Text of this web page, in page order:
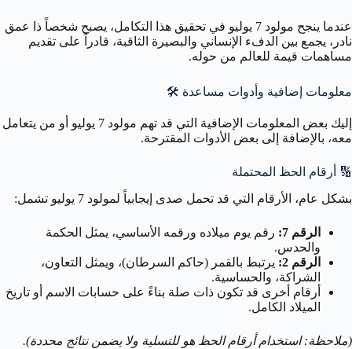
عندما ينجح مولود 7 يوليو في تحقيق هذا التكامل، يصبح شخصاً ذا عمق
نادر، يجمع بين الدفء الإنساني والبصيرة الثاقبة، قادراً على تقديم
مساهمات قيمة للعالم من حوله.
معلومات إضافية وأدوات مساعدة 🛠️
إليك بعض المعلومات الإضافية التي قد تهم مولود 7 يوليو أو من يتعامل
معه، بالإضافة إلى بعض الأدوات المقترحة.
🔢
أرقام الحظ المحتملة
بشكل عام، الأرقام التي قد تحمل صدى إيجابياً لمولود 7 يوليو تشمل:
الرقم 7:
رقم يوم ميلاده ورقمه الأساسي، يمثل الحكمة
والحدس.
الرقم 2:
يرتبط بالقمر (حاكم السرطان)، ويمثل التعاون،
الشراكة، والحساسية.
أرقام أخرى قد تكون ذات صلة بناءً على حسابات الاسم أو تاريخ
الميلاد الكامل.
(ملاحظة: استخدام أرقام الحظ هو للتسلية ولا يضمن نتائج محددة).